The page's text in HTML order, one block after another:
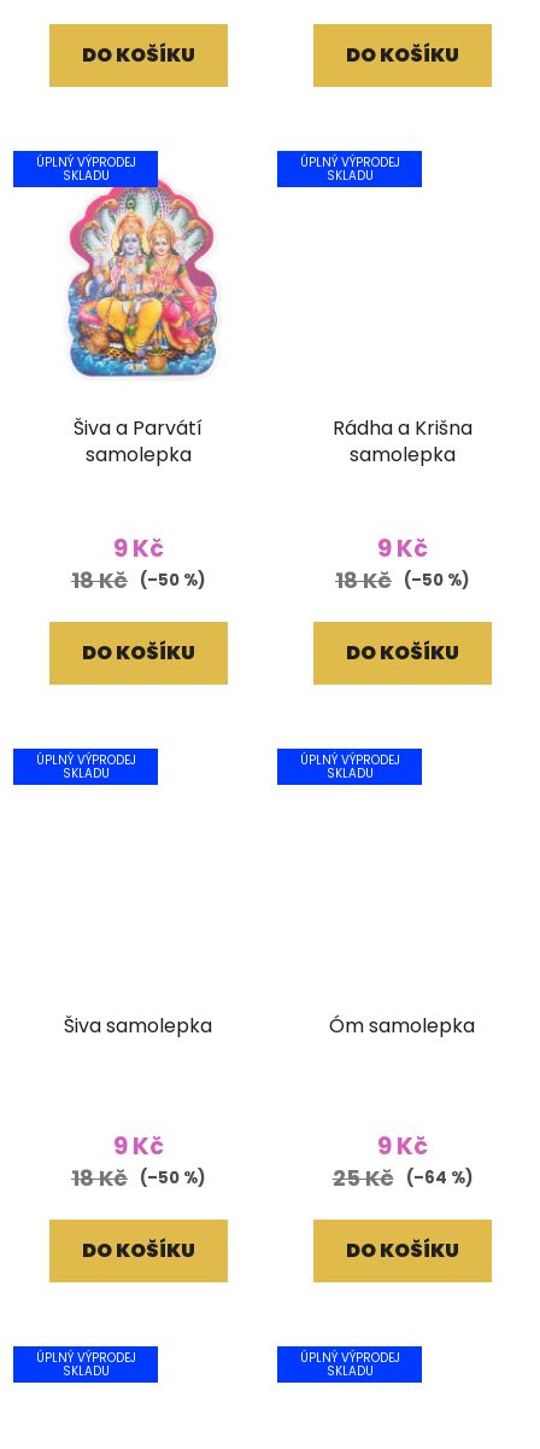
DO KOŠÍKU DO KOŠÍKU
ÚPLNÝ VÝPRODEJ
SKLADU
Šiva a Parvátí
samolepka
9 Kč
18 Kč (–50 %)
DO KOŠÍKU
ÚPLNÝ VÝPRODEJ
SKLADU
Rádha a Krišna
samolepka
9 Kč
18 Kč (–50 %)
DO KOŠÍKU
ÚPLNÝ VÝPRODEJ
SKLADU
Šiva samolepka
9 Kč
18 Kč (–50 %)
DO KOŠÍKU
ÚPLNÝ VÝPRODEJ
SKLADU
Óm samolepka
9 Kč
25 Kč (–64 %)
DO KOŠÍKU
ÚPLNÝ VÝPRODEJ
SKLADU
ÚPLNÝ VÝPRODEJ
SKLADU